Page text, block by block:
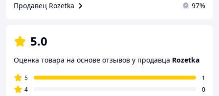
Продавец Rozetka 97%
5.0
Оценка товара на основе отзывов у продавца Rozetka
5
1
4
0